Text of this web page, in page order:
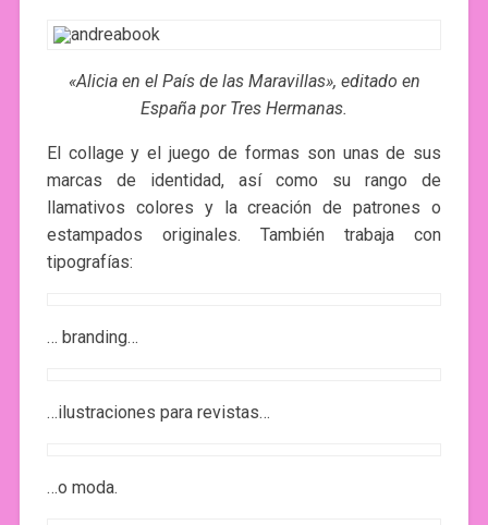
«Alicia en el País de las Maravillas», editado en
España por Tres Hermanas.
El collage y el juego de formas son unas de sus
marcas de identidad, así como su rango de
llamativos colores y la creación de patrones o
estampados originales. También trabaja con
tipografías:
… branding…
…ilustraciones para revistas…
…o moda.